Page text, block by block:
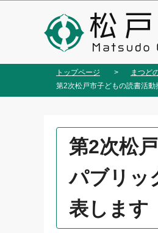
先
トップページ まつど
第2次松戸市子どもの読書活
第2次松
パブリッ
表します